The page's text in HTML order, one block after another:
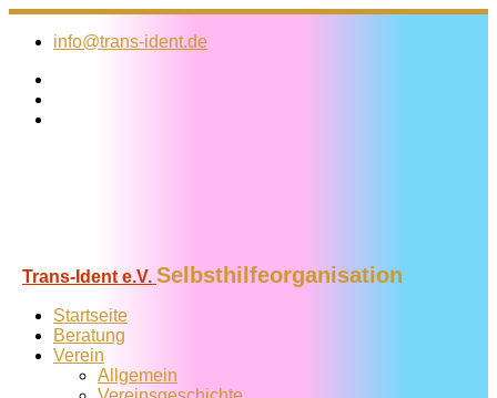
Zum
Inhalt
info@trans-ident.de
Trans-Ident e.V. Selbsthilfeorganisation
Startseite
Beratung
Verein
Allgemein